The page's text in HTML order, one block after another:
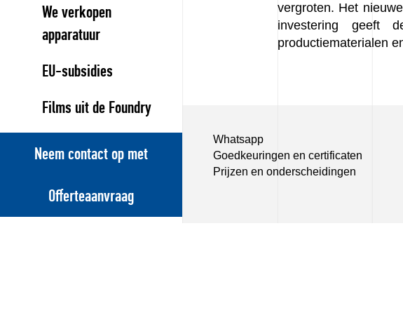
We verkopen
apparatuur
EU-subsidies
Films uit de Foundry
Neem contact op met
Offerteaanvraag
vergroten. Het
investering geeft
productiematerialen
Whatsapp
Goedkeuringen en certificaten
Prijzen en onderscheidingen